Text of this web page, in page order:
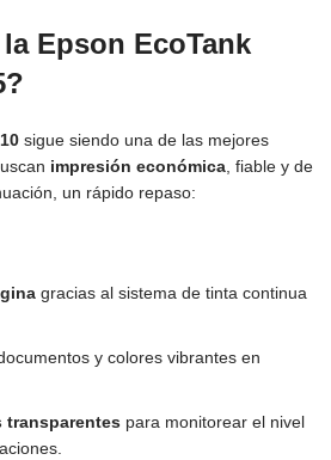
Epson EcoTank
sigue siendo una de las mejores
impresión económica , fiable y de
un rápido repaso:
gracias al sistema de tinta continua
y colores vibrantes en
transparentes para monitorear el nivel